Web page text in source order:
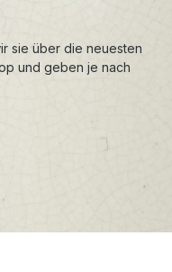
sie über die neuesten
und geben je nach